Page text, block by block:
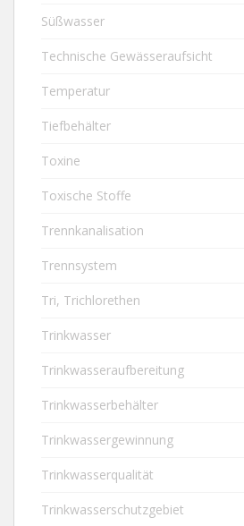
Süßwasser
Technische Gewässeraufsicht
Temperatur
Tiefbehälter
Toxine
Toxische Stoffe
Trennkanalisation
Trennsystem
Tri, Trichlorethen
Trinkwasser
Trinkwasseraufbereitung
Trinkwasserbehälter
Trinkwassergewinnung
Trinkwasserqualität
Trinkwasserschutzgebiet